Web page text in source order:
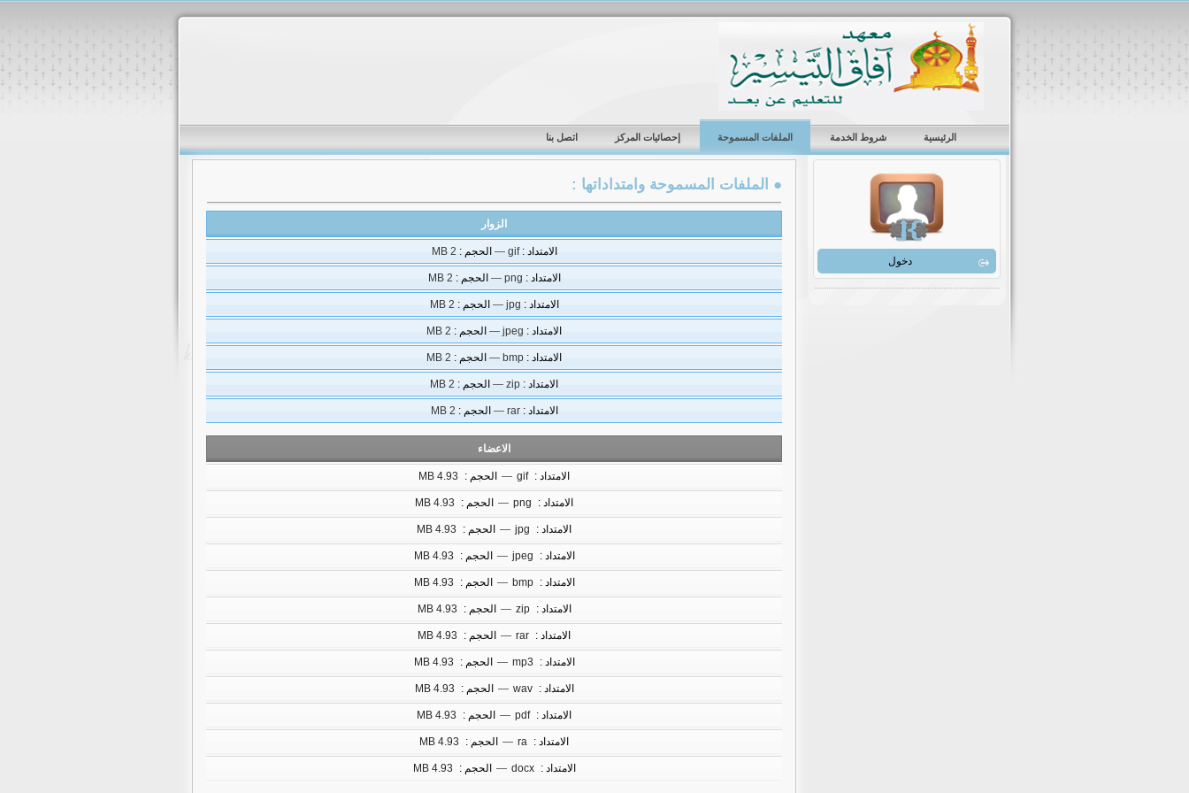
الرئيسية شروط الخدمة الملفات المسموحة إحصائيات المركز اتصل بنا
دخول
● الملفات المسموحة وامتداداتها :
الزوار
الامتداد :gif
— الحجم : 2 MB
الامتداد : png
— الحجم : 2 MB
الامتداد : jpg
— الحجم : 2 MB
الامتداد : jpeg
— الحجم : 2 MB
الامتداد : bmp
— الحجم : 2 MB
الامتداد : zip
— الحجم : 2 MB
الامتداد :rar
— الحجم : 2 MB
الاعضاء
الامتداد : gif
— الحجم : 4.93 MB
الامتداد : png
— الحجم : 4.93 MB
الامتداد : jpg
— الحجم : 4.93 MB
الامتداد : jpeg
— الحجم : 4.93 MB
الامتداد : bmp
— الحجم : 4.93 MB
الامتداد : zip
— الحجم : 4.93 MB
الامتداد : rar
— الحجم : 4.93 MB
الامتداد : mp3
— الحجم : 4.93 MB
الامتداد : wav
— الحجم : 4.93 MB
الامتداد : pdf
— الحجم : 4.93 MB
الامتداد : ra
— الحجم : 4.93 MB
الامتداد : docx
— الحجم : 4.93 MB